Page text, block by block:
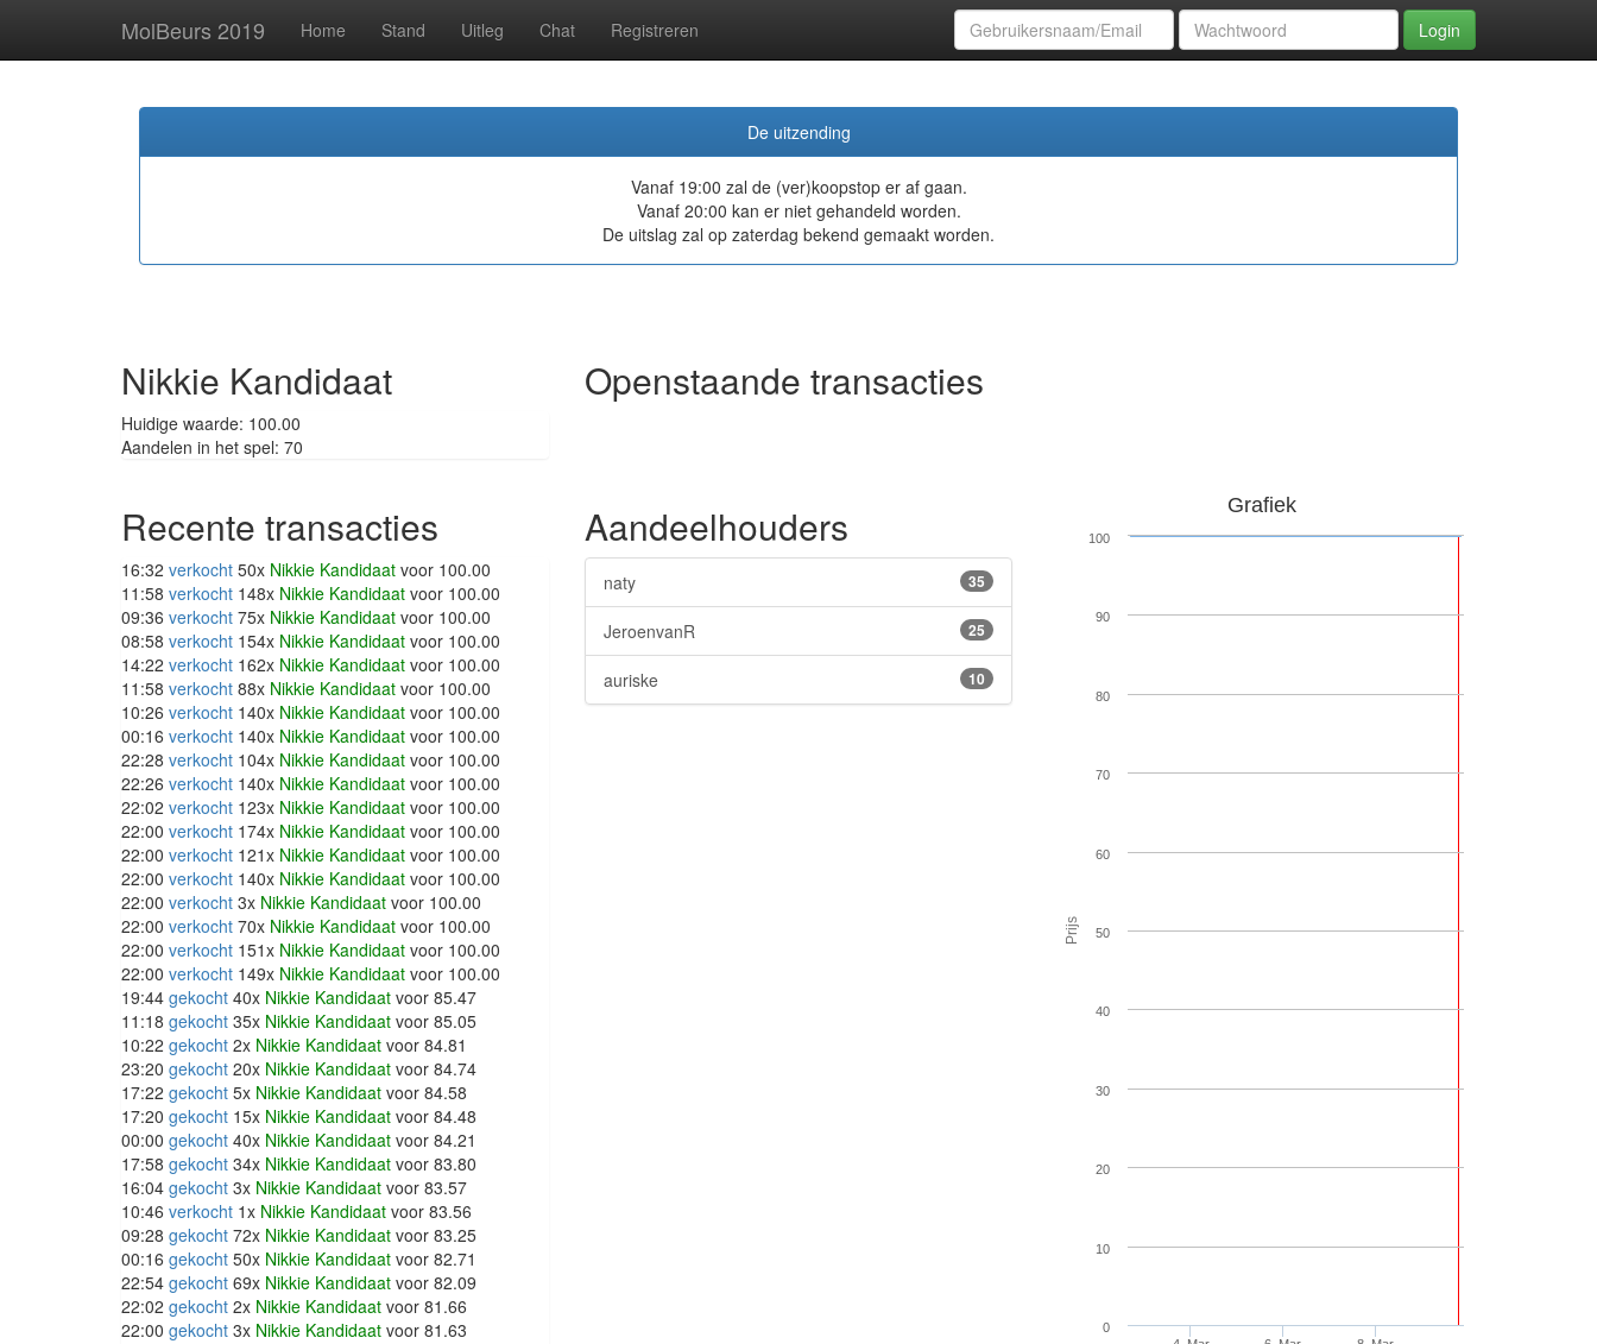
MolBeurs 2019 Home Stand Uitleg Chat Registreren Login
De uitzending
Vanaf 19:00 zal de (ver)koopstop er af gaan.
Vanaf 20:00 kan er niet gehandeld worden.
De uitslag zal op zaterdag bekend gemaakt worden.
Nikkie Kandidaat
Huidige waarde: 100.00
Aandelen in het spel: 70
Openstaande transacties
Recente transacties
16:32 verkocht 50x Nikkie Kandidaat voor 100.00
11:58 verkocht 148x Nikkie Kandidaat voor 100.00
09:36 verkocht 75x Nikkie Kandidaat voor 100.00
08:58 verkocht 154x Nikkie Kandidaat voor 100.00
14:22 verkocht 162x Nikkie Kandidaat voor 100.00
11:58 verkocht 88x Nikkie Kandidaat voor 100.00
10:26 verkocht 140x Nikkie Kandidaat voor 100.00
00:16 verkocht 140x Nikkie Kandidaat voor 100.00
22:28 verkocht 104x Nikkie Kandidaat voor 100.00
22:26 verkocht 140x Nikkie Kandidaat voor 100.00
22:02 verkocht 123x Nikkie Kandidaat voor 100.00
22:00 verkocht 174x Nikkie Kandidaat voor 100.00
22:00 verkocht 121x Nikkie Kandidaat voor 100.00
22:00 verkocht 140x Nikkie Kandidaat voor 100.00
22:00 verkocht 3x Nikkie Kandidaat voor 100.00
22:00 verkocht 70x Nikkie Kandidaat voor 100.00
22:00 verkocht 151x Nikkie Kandidaat voor 100.00
22:00 verkocht 149x Nikkie Kandidaat voor 100.00
19:44 gekocht 40x Nikkie Kandidaat voor 85.47
11:18 gekocht 35x Nikkie Kandidaat voor 85.05
10:22 gekocht 2x Nikkie Kandidaat voor 84.81
23:20 gekocht 20x Nikkie Kandidaat voor 84.74
17:22 gekocht 5x Nikkie Kandidaat voor 84.58
17:20 gekocht 15x Nikkie Kandidaat voor 84.48
00:00 gekocht 40x Nikkie Kandidaat voor 84.21
17:58 gekocht 34x Nikkie Kandidaat voor 83.80
16:04 gekocht 3x Nikkie Kandidaat voor 83.57
10:46 verkocht 1x Nikkie Kandidaat voor 83.56
09:28 gekocht 72x Nikkie Kandidaat voor 83.25
00:16 gekocht 50x Nikkie Kandidaat voor 82.71
22:54 gekocht 69x Nikkie Kandidaat voor 82.09
22:02 gekocht 2x Nikkie Kandidaat voor 81.66
22:00 gekocht 3x Nikkie Kandidaat voor 81.63
Aandeelhouders
35
naty
25
JeroenvanR
10
auriske
Prijs
Grafiek
0
10
20
30
40
50
60
70
80
90
100